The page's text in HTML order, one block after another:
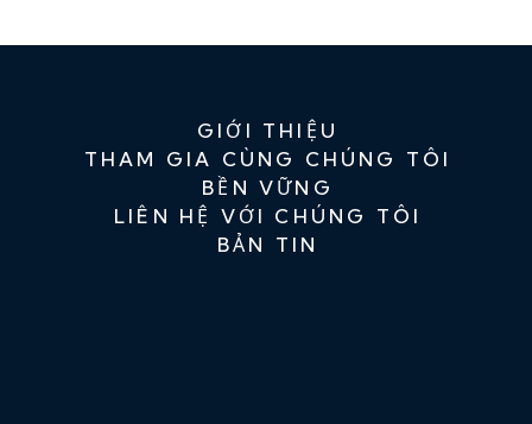
GIỚI THIỆU
THAM GIA CÙNG CHÚNG TÔI
BỀN VỮNG
LIÊN HỆ VỚI CHÚNG TÔI
BẢN TIN